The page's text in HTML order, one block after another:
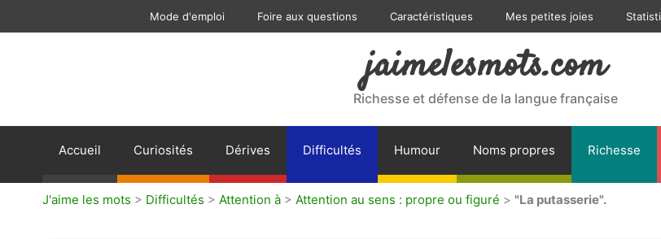
Mode d'emploi Foire aux questions Caractéristiques Mes petites joies
jaimelesmots.com
Richesse et défense de la langue française
Accueil Curiosités Dérives Difficultés Humour Noms propres Richesse
J'aime les mots > Difficultés > Attention à > Attention au sens : propre ou figuré > "La putasserie".